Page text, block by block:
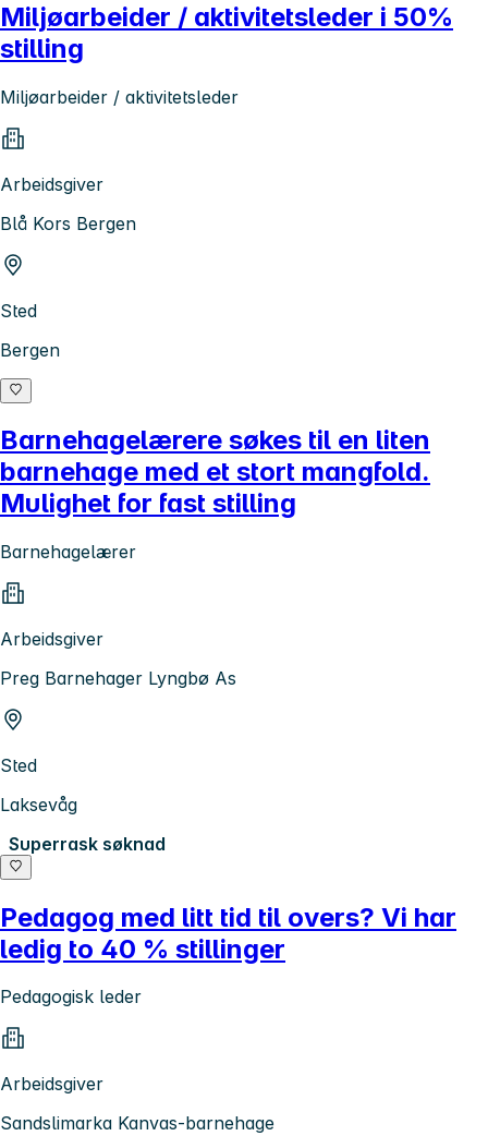
Miljøarbeider / aktivitetsleder i 50%
stilling
Miljøarbeider / aktivitetsleder
Arbeidsgiver
Blå Kors Bergen
Sted
Bergen
Barnehagelærere søkes til en liten
barnehage med et stort mangfold.
Mulighet for fast stilling
Barnehagelærer
Arbeidsgiver
Preg Barnehager Lyngbø As
Sted
Laksevåg
Superrask søknad
Pedagog med litt tid til overs? Vi har
ledig to 40 % stillinger
Pedagogisk leder
Arbeidsgiver
Sandslimarka Kanvas-barnehage